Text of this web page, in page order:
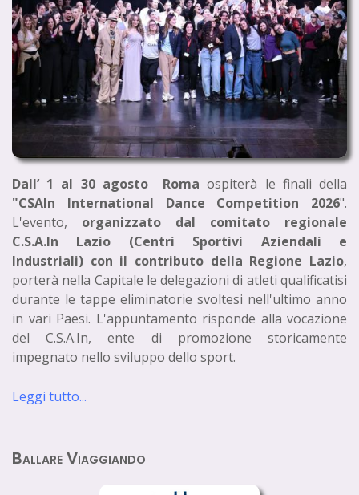
Dall’ 1 al 30 agosto Roma ospiterà le finali della
"CSAIn International Dance Competition 2026".
L'evento, organizzato dal comitato regionale
C.S.A.In Lazio (Centri Sportivi Aziendali e
Industriali) con il contributo della Regione Lazio,
porterà nella Capitale le delegazioni di atleti qualificatisi
durante le tappe eliminatorie svoltesi nell'ultimo anno
in vari Paesi. L'appuntamento risponde alla vocazione
del C.S.A.In, ente di promozione storicamente
impegnato nello sviluppo dello sport.
Leggi tutto...
Ballare Viaggiando